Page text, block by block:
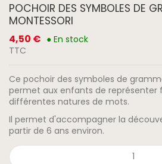
POCHOIR DES SYMBOLES DE
MONTESSORI
4,50 € ● En stock
TTC
Ce pochoir des symboles de
permet aux enfants de représenter
différentes natures de mots.
Il permet d'accompagner la
partir de 6 ans environ.